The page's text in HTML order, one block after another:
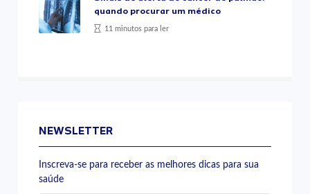
quando procurar um médico
11 minutos para ler
NEWSLETTER
Inscreva-se para receber as melhores dicas para sua
saúde